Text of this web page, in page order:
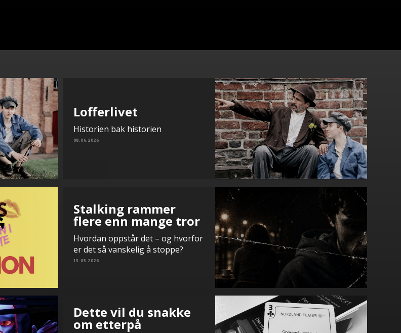
Lofferlivet
Historien bak historien
08.06.2026
Stalking rammer
flere enn mange tror
Hvordan oppstår det – og hvorfor
er det så vanskelig å stoppe?
13.05.2026
Dette vil du snakke
om etterpå